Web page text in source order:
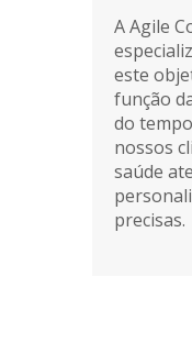
A Agile
este
função
do
nossos
saúde
precisas.